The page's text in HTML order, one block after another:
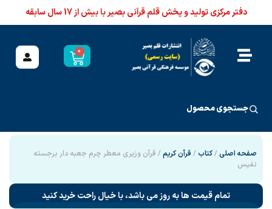
دفتر مرکزی تولید و پخش قلم قرآنی بصیر با بیش از 17 سال سابقه
0
جستجوی محصول
صفحه اصلی /کتاب / قرآن کریم / قرآن وزیری معطر چرم جعبه دار برجسته
نفیس
تمام قیمت ها به روز می باشد، با خیال راحت خرید کنید